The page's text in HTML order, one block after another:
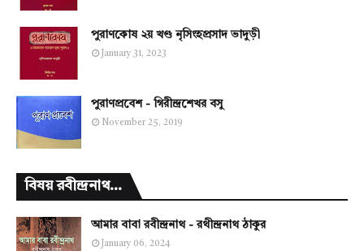
পুরাণকোষ ২য় খণ্ড নৃসিংহপ্রসাদ ভাদুড়ী
January 31, 2023
পুরাণপ্রবেশ - গিরীন্দ্রশেখর বসু
November 25, 2019
বিষয় রবীন্দ্রনাথ...
আমার বাবা রবীন্দ্রনাথ - রথীন্দ্রনাথ ঠাকুর
January 06, 2024